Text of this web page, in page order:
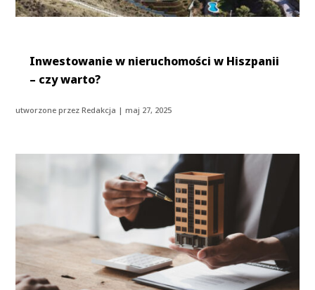
Inwestowanie w nieruchomości w Hiszpanii
– czy warto?
utworzone przezRedakcja |maj 27, 2025